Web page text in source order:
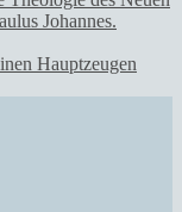
Hauptzeugen